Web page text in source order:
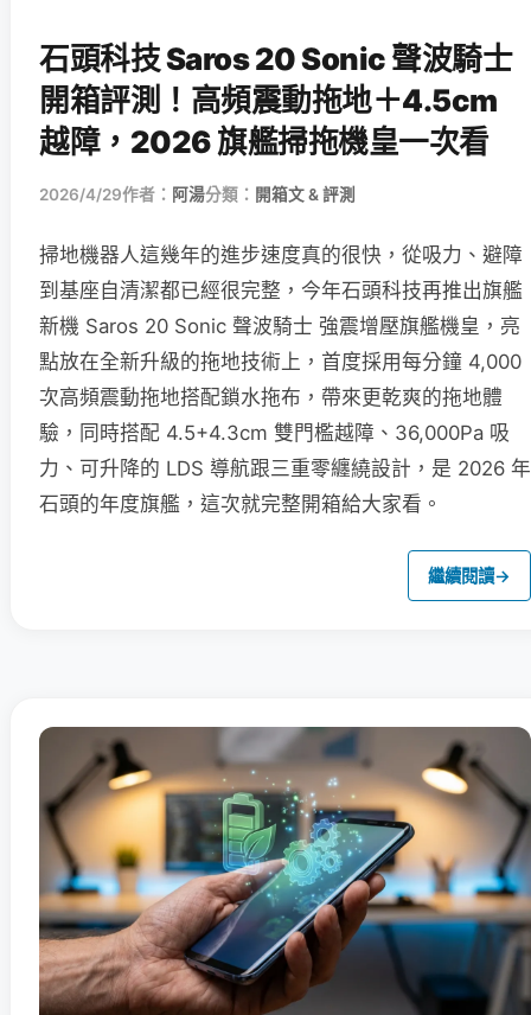
石頭科技 Saros 20 Sonic 聲波騎士
開箱評測！高頻震動拖地＋4.5cm
越障，2026 旗艦掃拖機皇一次看
2026/4/29作者： 阿湯分類： 開箱文 & 評測
掃地機器人這幾年的進步速度真的很快，從吸力、避障
到基座自清潔都已經很完整，今年石頭科技再推出旗艦
新機 Saros 20 Sonic 聲波騎士 強震增壓旗艦機皇，亮
點放在全新升級的拖地技術上，首度採用每分鐘 4,000
次高頻震動拖地搭配鎖水拖布，帶來更乾爽的拖地體
驗，同時搭配 4.5+4.3cm 雙門檻越障、36,000Pa 吸
力、可升降的 LDS 導航跟三重零纏繞設計，是 2026 年
石頭的年度旗艦，這次就完整開箱給大家看。
繼續閱讀→